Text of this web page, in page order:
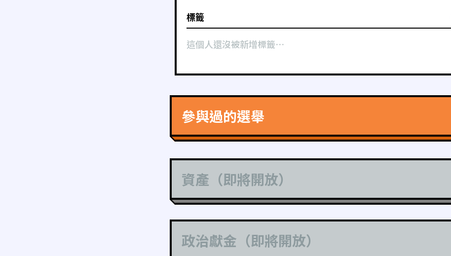
標籤
這個人還沒被新增標籤⋯
參與過的選舉
資產（即將開放）
政治獻金（即將開放）